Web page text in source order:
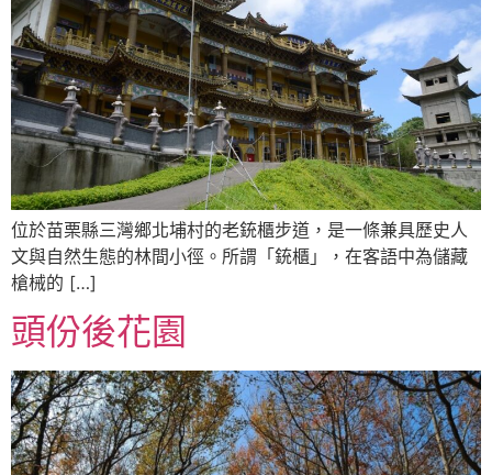
位於苗栗縣三灣鄉北埔村的老銃櫃步道，是一條兼具歷史人
文與自然生態的林間小徑。所謂「銃櫃」，在客語中為儲藏
槍械的 […]
頭份後花園